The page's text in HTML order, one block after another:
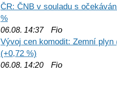
ČR: ČNB v souladu s
%
06.08. 14:37Fio
Vývoj cen komodit: Zemní
(+0,72 %)
06.08. 14:20 Fio